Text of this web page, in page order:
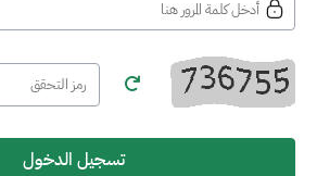
تسجيل الدخول